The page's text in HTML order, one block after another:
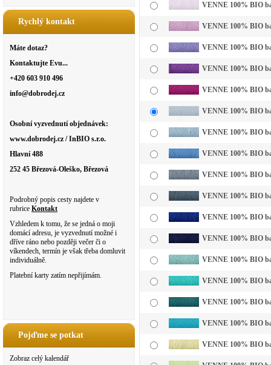
Rychlý kontakt
Máte dotaz?
Kontaktujte Evu...
+420 603 910 496
info@dobrodej.cz
Osobní vyzvednutí objednávek:
www.dobrodej.cz / InBIO s.r.o.
Hlavní 488
252 45 Březová-Oleško, Březová
Podrobný popis cesty najdete v
rubrice Kontakt
Vzhledem k tomu, že se jedná o moji
domácí adresu, je vyzvednutí možné i
dříve ráno nebo později večer či o
víkendech, termín je však třeba domluvit
individuálně.
Platební karty zatím nepřijímám.
Pojďme se potkat
Zobraz celý kalendář
VENNE 100% BIO
VENNE 100% BIO
VENNE 100% BIO
VENNE 100% BIO
VENNE 100% BIO
VENNE 100% BIO
VENNE 100% BIO
VENNE 100% BIO
VENNE 100% BIO
VENNE 100% BIO
VENNE 100% BIO
VENNE 100% BIO
VENNE 100% BIO
VENNE 100% BIO
VENNE 100% BIO
VENNE 100% BIO
VENNE 100% BIO